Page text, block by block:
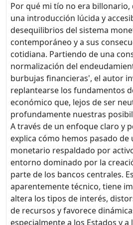
Por qué mi tío no era billonario,
una introducción lúcida y
desequilibrios del sistema
contemporáneo y a sus
cotidiana. Partiendo de una
normalización del
burbujas financieras', el autor
replantearse los fundamentos
económico que, lejos de ser
profundamente nuestras
A través de un enfoque claro y
explica cómo hemos pasado de
monetario respaldado por
entorno dominado por la
parte de los bancos centrales.
aparentemente técnico, tiene
altera los tipos de interés,
de recursos y favorece
especialmente a los Estados y a